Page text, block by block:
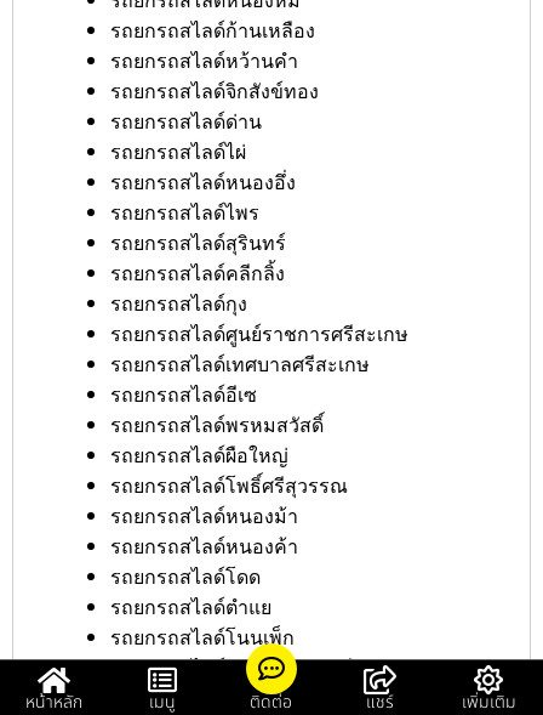
รถยกรถสไลด์ก้านเหลือง
รถยกรถสไลด์หว้านคำ
รถยกรถสไลด์จิกสังข์ทอง
รถยกรถสไลด์ด่าน
รถยกรถสไลด์ไผ่
รถยกรถสไลด์หนองอึ่ง
รถยกรถสไลด์ไพร
รถยกรถสไลด์สุรินทร์
รถยกรถสไลด์คลีกลิ้ง
รถยกรถสไลด์กุง
รถยกรถสไลด์ศูนย์ราชการศรีสะเกษ
รถยกรถสไลด์เทศบาลศรีสะเกษ
รถยกรถสไลด์อีเซ
รถยกรถสไลด์พรหมสวัสดิ์
รถยกรถสไลด์ผือใหญ่
รถยกรถสไลด์โพธิ์ศรีสุวรรณ
รถยกรถสไลด์หนองม้า
รถยกรถสไลด์หนองค้า
รถยกรถสไลด์โดด
รถยกรถสไลด์ตำแย
รถยกรถสไลด์โนนเพ็ก
รถยกรถสไลด์สถานีตำรวจศรีสะเกษ
รถยกรถสไลด์หนองบัวดง
หน้าหลัก เมนู ติดต่อ แชร์ เพิ่มเติม